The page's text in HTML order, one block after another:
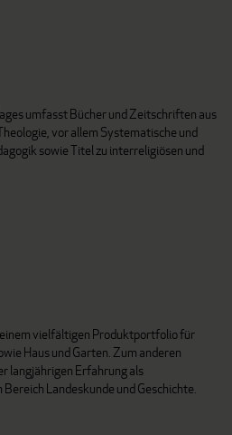
umfasst Bücher und Zeitschriften aus
vor allem Systematische und
sowie Titel zu interreligiösen und
vielfältigen Produktportfolio für
Haus und Garten. Zum anderen
langjährigen Erfahrung als
Landeskunde und Geschichte.